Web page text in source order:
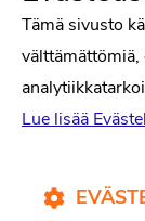
Tiede
Kirjat
Tämä sivusto
välttämättömiä,
Lue lisää